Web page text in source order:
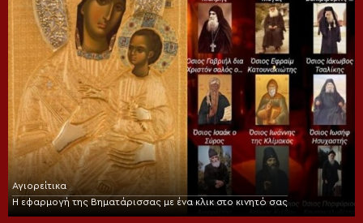
Αγιορείτικα
Η εφαρμογή της Βηματάρισσας με ένα κλικ στο κινητό σας